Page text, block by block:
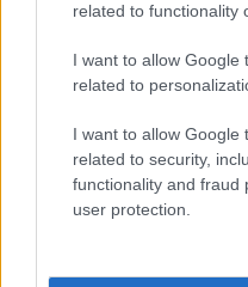
related to functionality
I want to allow Google
related to
I want to allow Google
related to security,
functionality and fraud
user protection.